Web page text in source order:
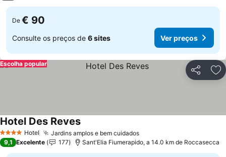
De € 90
Consulte os preços de 6 sites Ver preços
Partilhar
Escolha popular
4 EstrelasHotel Jardins amplos e bem cuidadosVer preços
Hotel Des RevesVer preços
9,1 Excelente 177 Sant'Elia Fiumerapido, a 14.0 km de Roccasecca